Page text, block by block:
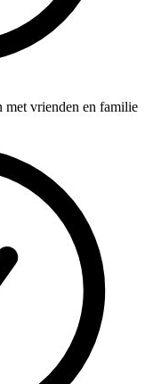
met vrienden en familie